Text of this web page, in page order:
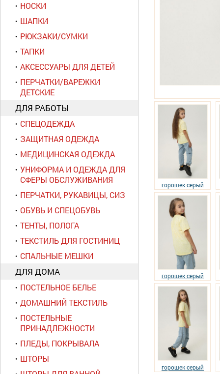
НОСКИ
ШАПКИ
РЮКЗАКИ/СУМКИ
ТАПКИ
АКСЕССУАРЫ ДЛЯ ДЕТЕЙ
ПЕРЧАТКИ/ВАРЕЖКИ
ДЕТСКИЕ
ДЛЯ РАБОТЫ
СПЕЦОДЕЖДА
ЗАЩИТНАЯ ОДЕЖДА
МЕДИЦИНСКАЯ ОДЕЖДА
УНИФОРМА И ОДЕЖДА ДЛЯ
СФЕРЫ ОБСЛУЖИВАНИЯ
ПЕРЧАТКИ, РУКАВИЦЫ, СИЗ
ОБУВЬ И СПЕЦОБУВЬ
ТЕНТЫ, ПОЛОГА
ТЕКСТИЛЬ ДЛЯ ГОСТИНИЦ
СПАЛЬНЫЕ МЕШКИ
ДЛЯ ДОМА
ПОСТЕЛЬНОЕ БЕЛЬЕ
ДОМАШНИЙ ТЕКСТИЛЬ
ПОСТЕЛЬНЫЕ
ПРИНАДЛЕЖНОСТИ
ПЛЕДЫ, ПОКРЫВАЛА
ШТОРЫ
горошек серый
горошек серый
горошек серый